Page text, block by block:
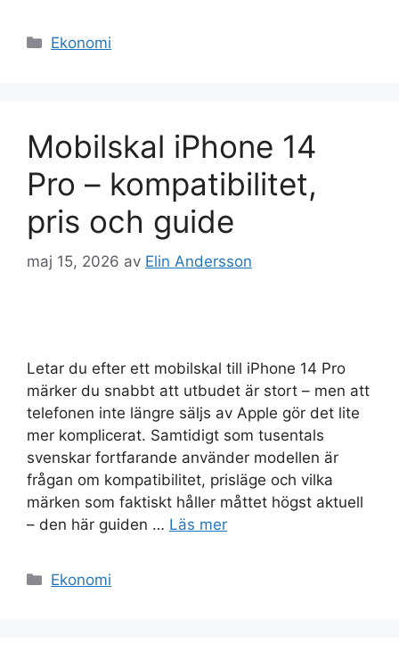
Kategorier
Ekonomi
Mobilskal iPhone 14
Pro – kompatibilitet,
pris och guide
maj 15, 2026 av Elin Andersson
Letar du efter ett mobilskal till iPhone 14 Pro
märker du snabbt att utbudet är stort – men att
telefonen inte längre säljs av Apple gör det lite
mer komplicerat. Samtidigt som tusentals
svenskar fortfarande använder modellen är
frågan om kompatibilitet, prisläge och vilka
märken som faktiskt håller måttet högst aktuell
– den här guiden … Läs mer
Kategorier
Ekonomi